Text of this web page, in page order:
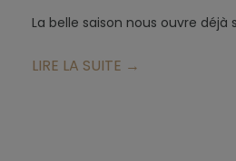
La belle saison nous ouvre déjà
LIRE LA SUITE →